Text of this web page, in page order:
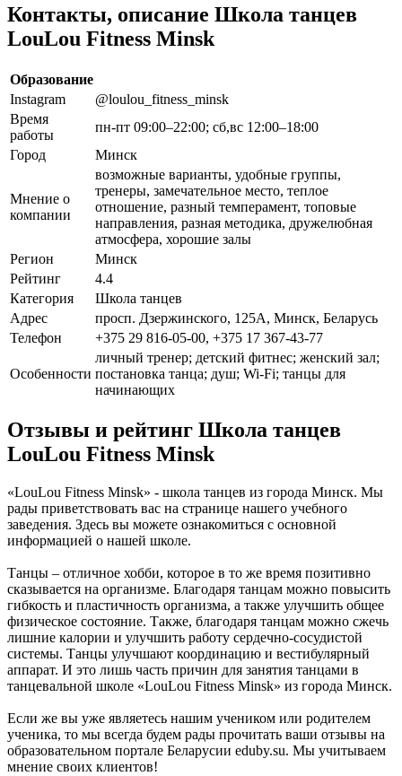
Контакты, описание Школа танцев
LouLou Fitness Minsk
Образование
Instagram
@loulou_fitness_minsk
Время
работы
пн-пт 09:00–22:00; сб,вс 12:00–18:00
Город
Минск
Мнение о
компании
возможные варианты, удобные группы,
тренеры, замечательное место, теплое
отношение, разный темперамент, топовые
направления, разная методика, дружелюбная
атмосфера, хорошие залы
Регион
Минск
Рейтинг
4.4
Категория
Школа танцев
Адрес
просп. Дзержинского, 125А, Минск, Беларусь
Телефон
+375 29 816-05-00, +375 17 367-43-77
Особенности
личный тренер; детский фитнес; женский зал;
постановка танца; душ; Wi-Fi; танцы для
начинающих
Отзывы и рейтинг Школа танцев
LouLou Fitness Minsk
«LouLou Fitness Minsk» - школа танцев из города Минск. Мы
рады приветствовать вас на странице нашего учебного
заведения. Здесь вы можете ознакомиться с основной
информацией о нашей школе.
Танцы – отличное хобби, которое в то же время позитивно
сказывается на организме. Благодаря танцам можно повысить
гибкость и пластичность организма, а также улучшить общее
физическое состояние. Также, благодаря танцам можно сжечь
лишние калории и улучшить работу сердечно-сосудистой
системы. Танцы улучшают координацию и вестибулярный
аппарат. И это лишь часть причин для занятия танцами в
танцевальной школе «LouLou Fitness Minsk» из города Минск.
Если же вы уже являетесь нашим учеником или родителем
ученика, то мы всегда будем рады прочитать ваши отзывы на
образовательном портале Беларусии eduby.su. Мы учитываем
мнение своих клиентов!